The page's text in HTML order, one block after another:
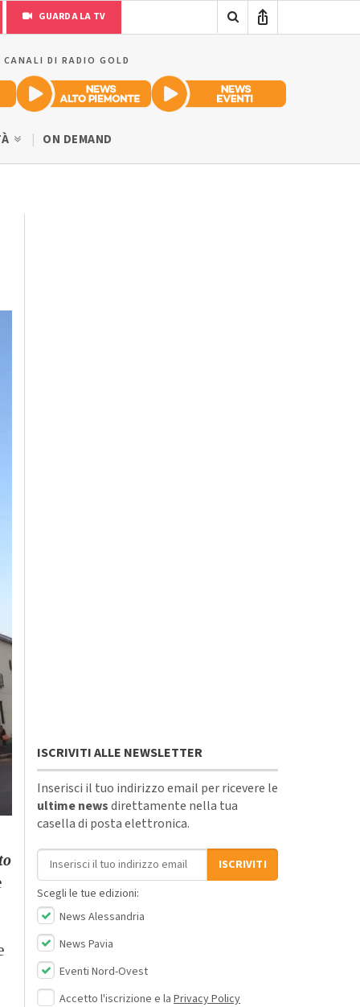
GUARDA LA TV
DI RADIO GOLD
ON DEMAND
ISCRIVITI ALLE NEWSLETTER
Inserisci il tuo indirizzo email per ricevere le
ultime newsdirettamente nella tua
casella di posta elettronica.
Indirizzo email
ISCRIVITI
Scegli le tue edizioni:
News Alessandria
News Pavia
Eventi Nord-Ovest
Accetto l'iscrizione e la Privacy Policy